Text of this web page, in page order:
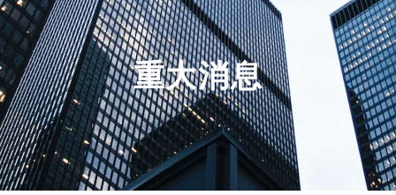
重大消息